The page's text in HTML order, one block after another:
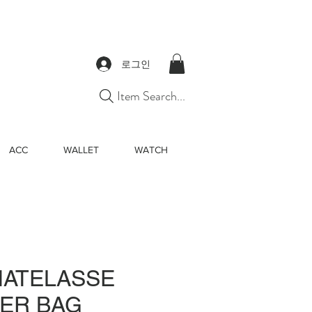
로그인
Item Search...
ACC WALLET WATCH
BAG